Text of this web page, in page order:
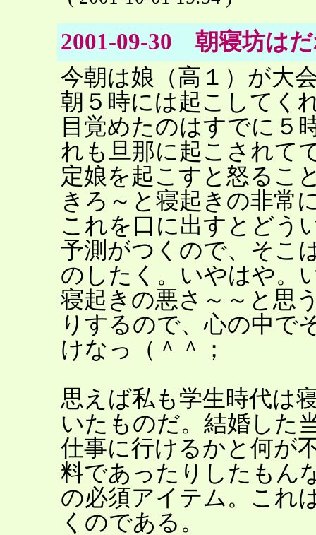
2001-09-30 朝寝坊は
今朝は娘（高１）が大
朝５時には起こしてく
目覚めたのはすでに５
れも旦那に起こされて
定娘を起こすと怒るこ
きろ～と寝起きの非常
これを口に出すとどう
予測がつくので、そこ
のしたく。いやはや。
寝起きの悪さ～～と思
りするので、心の中で
けなっ（＾＾；
思えば私も学生時代は
いたものだ。結婚した
仕事に行けるかと何が
料であったりしたもん
の必須アイテム。これ
くのである。